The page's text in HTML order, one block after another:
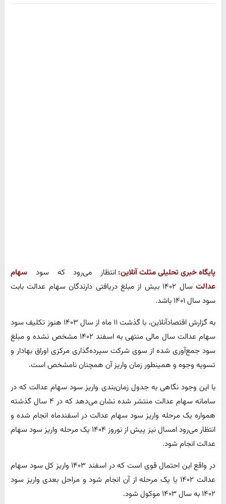
پایگاه خبری تحلیلی مثلث آنلاین: انتظار می‌رود که سود سهام
عدالت
سال ۱۴۰۲ بیش از مبلغ دریافتی دارندگان سهام عدالت بابت
سود سال ۱۴۰۱ باشد.
به گزارش اقتصادآنلاین، با گذشت ۱۱ ماه از سال ۱۴۰۳ هنوز تکلیف سود
سهام عدالت سال مالی منتهی به اسفند ۱۴۰۲ مشخص نشده و مبلغ
سود جمع‌آوری شده از سوی شرکت سپرده‌گذاری مرکزی اوراق بهادار و
تسویه وجوه و همینطور زمان واریز آن همچنان نامشخص است.
با این وجود نگاهی به جدول زمان‌بندی واریز سود سهام عدالت که در
سامانه سهام عدالت منتشر شده نشان می‌دهد که در ۴ سال گذشته
همواره یک مرحله واریز سود سهام عدالت در اسفندماه انجام شده و
انتظار می‌رود امسال نیز پیش از نوروز ۱۴۰۴ یک مرحله واریز سود سهام
عدالت انجام شود.
در واقع این احتمال قوی است که در اسفند ۱۴۰۳ واریز کل سود سهام
عدالت ۱۴۰۲ یا یک مرحله از آن انجام شود و مراحل بعدی واریز سود
۱۴۰۲ به سال ۱۴۰۳ موکول شود.